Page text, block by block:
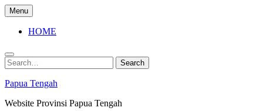
Skip
to
content
Menu
HOME
Search
for:
Search
Papua Tengah
Website Provinsi Papua Tengah